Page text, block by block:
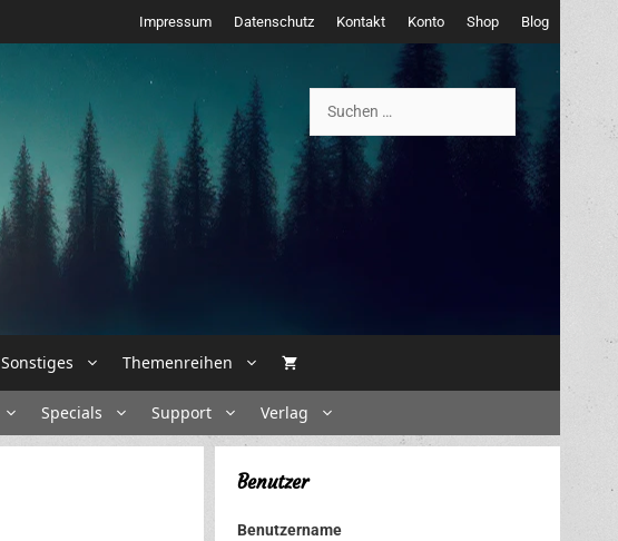
Impressum Datenschutz Kontakt Konto Shop Blog
nach:
Sonstiges Themenreihen
Specials Support Verlag
Benutzer
Benutzername